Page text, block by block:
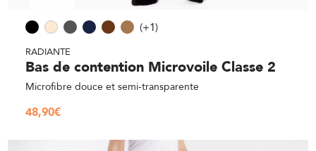
(+1)
RADIANTE
Bas de contention Microvoile Classe 2
Microfibre douce et semi-transparente
48,90€